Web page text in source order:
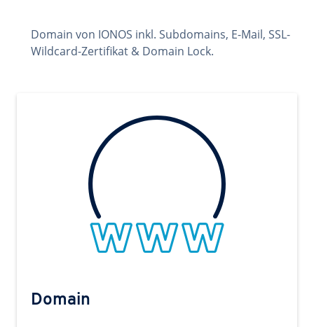
Domain von IONOS inkl. Subdomains, E-Mail, SSL-
Wildcard-Zertifikat & Domain Lock.
Domain